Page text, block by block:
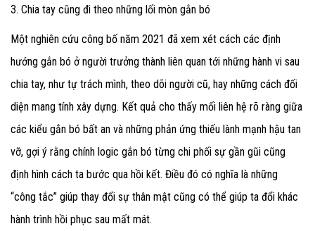
3. Chia tay cũng đi theo những lối mòn gắn bó
Một nghiên cứu công bố năm 2021 đã xem xét cách các định
hướng gắn bó ở người trưởng thành liên quan tới những hành vi sau
chia tay, như tự trách mình, theo dõi người cũ, hay những cách đối
diện mang tính xây dựng. Kết quả cho thấy mối liên hệ rõ ràng giữa
các kiểu gắn bó bất an và những phản ứng thiếu lành mạnh hậu tan
vỡ, gợi ý rằng chính logic gắn bó từng chi phối sự gần gũi cũng
định hình cách ta bước qua hồi kết. Điều đó có nghĩa là những
“công tắc” giúp thay đổi sự thân mật cũng có thể giúp ta đổi khác
hành trình hồi phục sau mất mát.